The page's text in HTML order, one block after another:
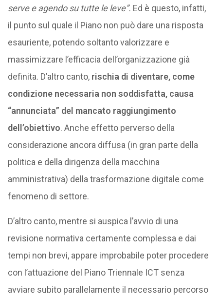
serve e agendo su tutte le leve”. Ed è questo, infatti,
il punto sul quale il Piano non può dare una risposta
esauriente, potendo soltanto valorizzare e
massimizzare l’efficacia dell’organizzazione già
definita. D’altro canto, rischia di diventare, come
condizione necessaria non soddisfatta, causa
“annunciata” del mancato raggiungimento
dell’obiettivo. Anche effetto perverso della
considerazione ancora diffusa (in gran parte della
politica e della dirigenza della macchina
amministrativa) della trasformazione digitale come
fenomeno di settore.
D’altro canto, mentre si auspica l’avvio di una
revisione normativa certamente complessa e dai
tempi non brevi, appare improbabile poter procedere
con l’attuazione del Piano Triennale ICT senza
avviare subito parallelamente il necessario percorso